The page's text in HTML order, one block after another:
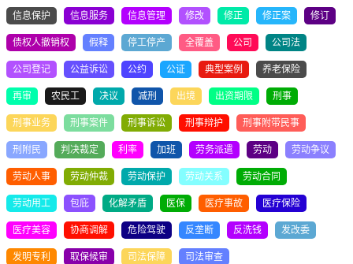
信息保护 信息服务 信息管理 修改 修正 修正案 修订
债权人撤销权 假释 停工停产 全覆盖 公司 公司法
公司登记 公益诉讼 公约 公证 典型案例 养老保险
再审 农民工 决议 减刑 出境 出资期限 刑事
刑事业务 刑事案件 刑事诉讼 刑事辩护 刑事附带民事
刑附民 判决裁定 利率 加班 劳务派遣 劳动 劳动争议
劳动人事 劳动仲裁 劳动保护 劳动关系 劳动合同
劳动用工 包庇 化解矛盾 医保 医疗事故 医疗保险
医疗美容 协商调解 危险驾驶 反垄断 反洗钱 发改委
发明专利 取保候审 司法保障 司法审查